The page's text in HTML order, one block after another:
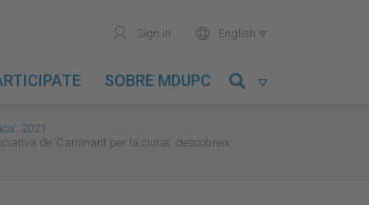
user Sign in world English 
SOBRE MDUPC 
2021
de ‘Caminant per la ciutat: descobreix